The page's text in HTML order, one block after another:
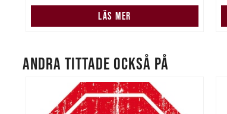
LÄS MER
ANDRA TITTADE OCKSÅ PÅ